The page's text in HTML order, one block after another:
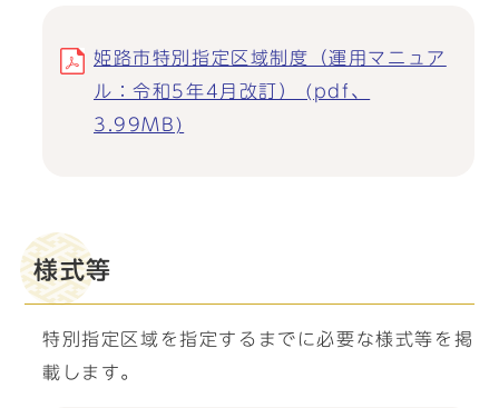
姫路市特別指定区域制度（運用マニュア
ル：令和5年4月改訂） (pdf、
3.99MB)
様式等
特別指定区域を指定するまでに必要な様式等を掲
載します。